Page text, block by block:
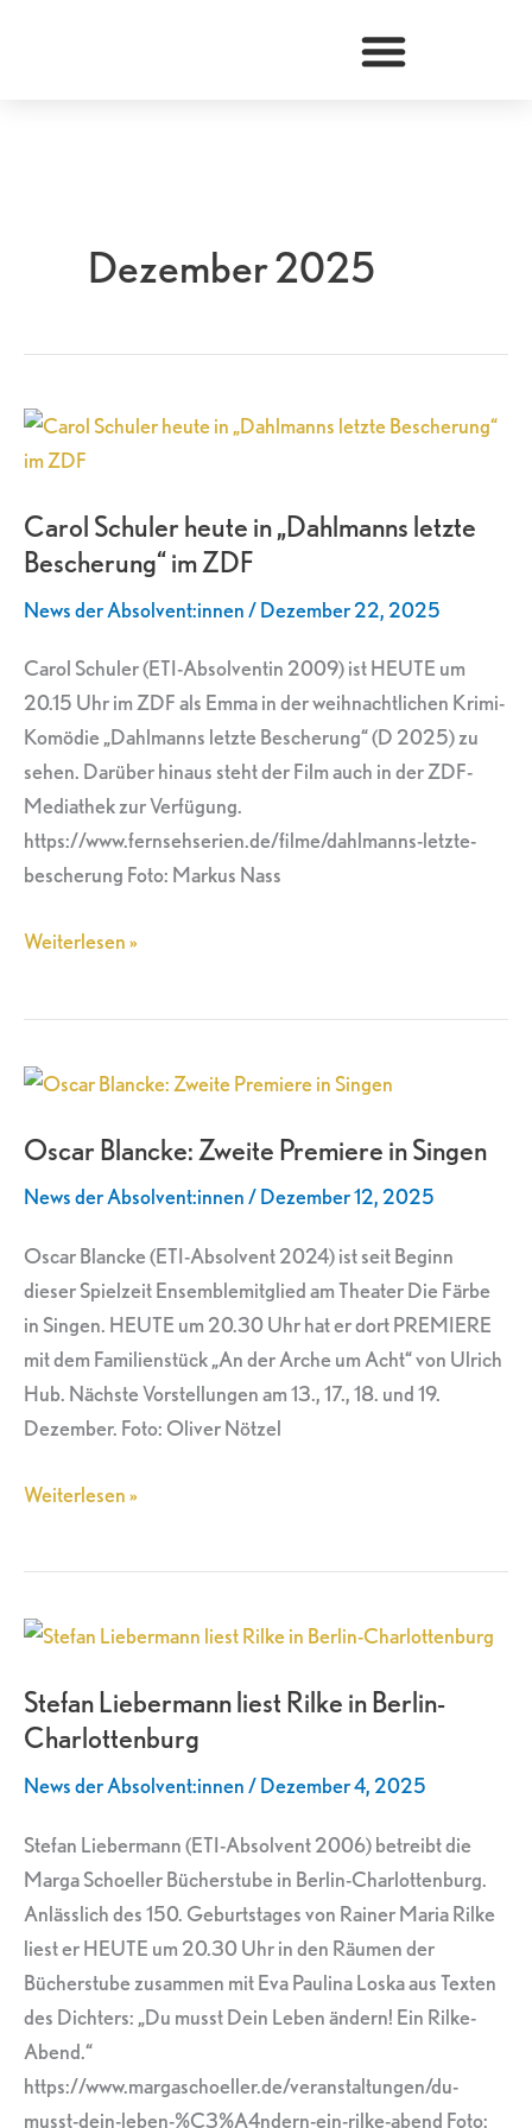
Dezember 2025
Carol Schuler heute in „Dahlmanns letzte
Bescherung“ im ZDF
News der Absolvent:innen/Dezember 22, 2025
Carol Schuler (ETI-Absolventin 2009) ist HEUTE um
20.15 Uhr im ZDF als Emma in der weihnachtlichen Krimi-
Komödie „Dahlmanns letzte Bescherung“ (D 2025) zu
sehen. Darüber hinaus steht der Film auch in der ZDF-
Mediathek zur Verfügung.
https://www.fernsehserien.de/filme/dahlmanns-letzte-
bescherung Foto: Markus Nass
Carol
Schuler
in
„Dahlmanns
letzte
im
ZDF
Weiterlesen »
Oscar Blancke: Zweite Premiere in Singen
News der Absolvent:innen/Dezember 12, 2025
Oscar Blancke (ETI-Absolvent 2024) ist seit Beginn
dieser Spielzeit Ensemblemitglied am Theater Die Färbe
in Singen. HEUTE um 20.30 Uhr hat er dort PREMIERE
mit dem Familienstück „An der Arche um Acht“ von Ulrich
Hub. Nächste Vorstellungen am 13., 17., 18. und 19.
Dezember. Foto: Oliver Nötzel
Oscar
Zweite
Singen
Weiterlesen »
Stefan Liebermann liest Rilke in Berlin-
Charlottenburg
News der Absolvent:innen/Dezember 4, 2025
Stefan Liebermann (ETI-Absolvent 2006) betreibt die
Marga Schoeller Bücherstube in Berlin-Charlottenburg.
Anlässlich des 150. Geburtstages von Rainer Maria Rilke
liest er HEUTE um 20.30 Uhr in den Räumen der
Bücherstube zusammen mit Eva Paulina Loska aus Texten
des Dichters: „Du musst Dein Leben ändern! Ein Rilke-
Abend.“
https://www.margaschoeller.de/veranstaltungen/du-
musst-dein-leben-%C3%A4ndern-ein-rilke-abend Foto:
Stefan
liest
Rilke
Charlottenburg